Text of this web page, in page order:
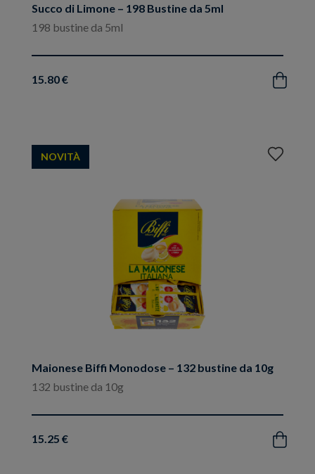
Succo di Limone – 198 Bustine da 5ml
198 bustine da 5ml
15.80 € Acquista
Maionese Biffi Monodose – 132 bustine da 10g
132 bustine da 10g
15.25 € Acquista
NOVITÀ
Aggiungi